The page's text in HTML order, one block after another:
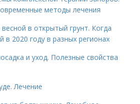
методы лечения
в открытый грунт. Когда
в 2020 году в разных регионах
и уход. Полезные свойства
Лечение